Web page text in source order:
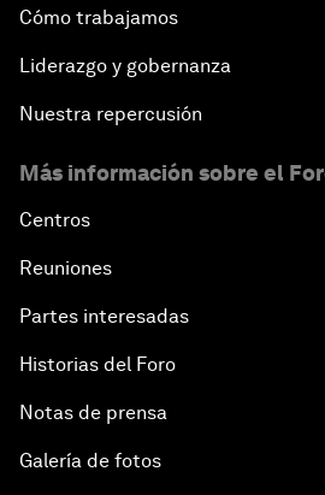
Cómo trabajamos
Liderazgo y gobernanza
Nuestra repercusión
Más información sobre el
Centros
Reuniones
Partes interesadas
Historias del Foro
Notas de prensa
Galería de fotos